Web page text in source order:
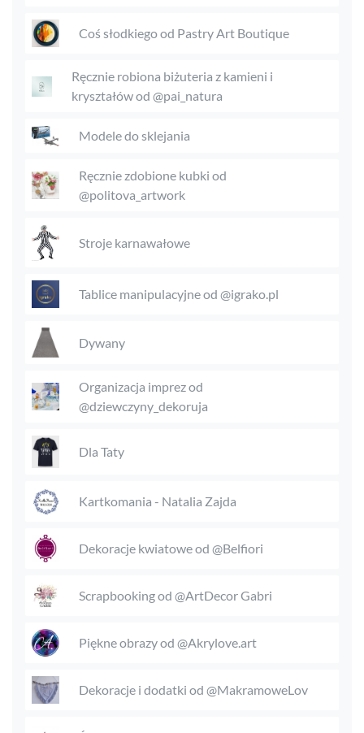
Coś słodkiego od Pastry Art Boutique
Ręcznie robiona biżuteria z kamieni i
kryształów od @pai_natura
Modele do sklejania
Ręcznie zdobione kubki od
@politova_artwork
Stroje karnawałowe
Tablice manipulacyjne od @igrako.pl
Dywany
Organizacja imprez od
@dziewczyny_dekoruja
Dla Taty
Kartkomania - Natalia Zajda
Dekoracje kwiatowe od @Belfiori
Scrapbooking od @ArtDecor Gabri
Piękne obrazy od @Akrylove.art
Dekoracje i dodatki od @MakramoweLov